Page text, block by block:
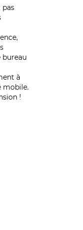
pas
à
mobile.
!